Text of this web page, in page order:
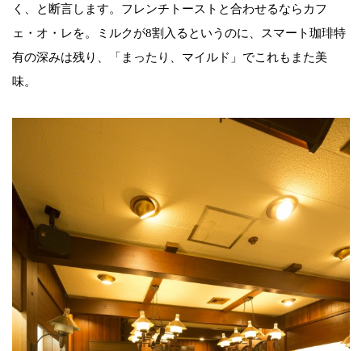
く、と断言します。フレンチトーストと合わせるならカフ
ェ・オ・レを。ミルクが8割入るというのに、スマート珈琲特
有の深みは残り、「まったり、マイルド」でこれもまた美
味。